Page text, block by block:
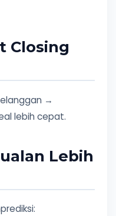
Closing
→
lebih cepat.
Lebih